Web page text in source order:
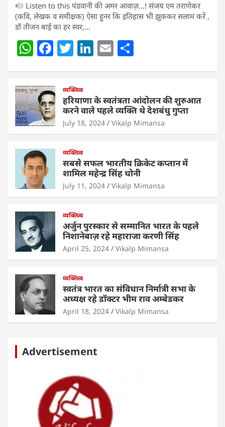
Listen to this पंडवानी की अमर आवाज़…! संजय एम तराणेकर
(कवि, लेखक व समीक्षक) ऐसा हुनर कि इतिहास भी झुककर सलाम करें ,
डॉ तीजन बाई का हर स्वर,…
W
at
s
A
p
p
F
c
e
b
o
o
T
er
Li
e
dI
n
E
l e
व्यक्तित्व
हरियाणा के स्वतंत्रता आंदोलन की शुरुआत
करने वाले पहले व्यक्ति थे देशबंधु गुप्ता
July 18, 2024 Vikalp Mimansa
व्यक्तित्व
सबसे सफल भारतीय क्रिकेट कप्तान में
शामिल महेन्द्र सिंह धोनी
July 11, 2024 Vikalp Mimansa
व्यक्तित्व
अर्जुन पुरस्कार से सम्मानित भारत के पहले
निशानेबाज़ रहे महाराजा करणी सिंह
April 25, 2024 Vikalp Mimansa
व्यक्तित्व
स्वतंत्र भारत का संविधान निर्मात्री सभा के
अध्यक्ष रहे डॉक्टर भीम राव अम्बेडकर
April 18, 2024 Vikalp Mimansa
Advertisement